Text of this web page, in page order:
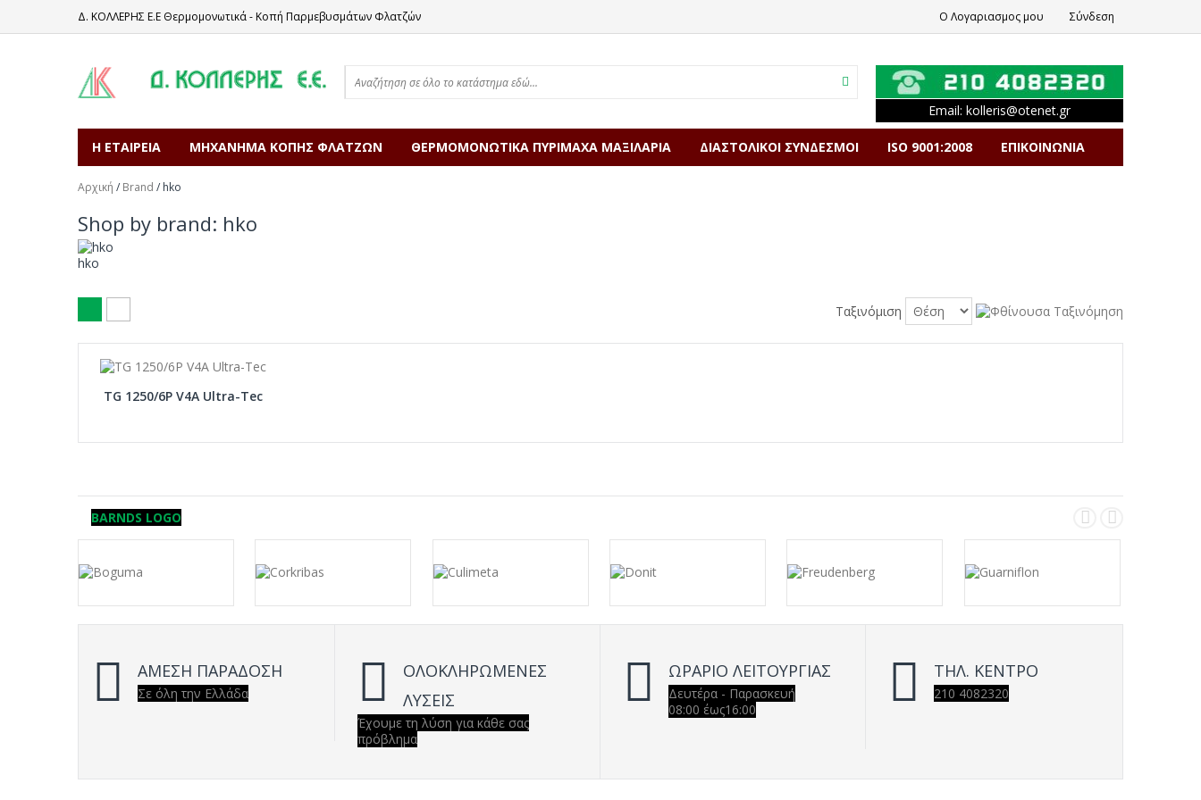
Δ. ΚΟΛΛΕΡΗΣ Ε.Ε Θερμομονωτικά - Κοπή Παρμεβυσμάτων Φλατζών Ο Λογαριασμος μου Σύνδεση
Email: kolleris@otenet.gr
Η ΕΤΑΙΡΕΙΑ ΜΗΧΑΝΗΜΑ ΚΟΠΗΣ ΦΛΑΤΖΩΝ ΘΕΡΜΟΜΟΝΩΤΙΚΑ ΠΥΡΙΜΑΧΑ ΜΑΞΙΛΑΡΙΑ ΔΙΑΣΤΟΛΙΚΟΙ ΣΥΝΔΕΣΜΟΙ ISO 9001:2008 ΕΠΙΚΟΙΝΩΝΙΑ
Αρχική / Brand / hko
Shop by brand: hko
hko
Ταξινόμιση
TG 1250/6P V4A Ultra-Tec
BARNDS LOGO
ΑΜΕΣΗ ΠΑΡΑΔΟΣΗ
Σε όλη την Ελλάδα
ΟΛΟΚΛΗΡΩΜΕΝΕΣ
ΛΥΣΕΙΣ
Έχουμε τη λύση για κάθε σας
πρόβλημα
ΩΡΑΡΙΟ ΛΕΙΤΟΥΡΓΙΑΣ
Δευτέρα - Παρασκευή
08:00 έως16:00
ΤΗΛ. ΚΕΝΤΡΟ
210 4082320